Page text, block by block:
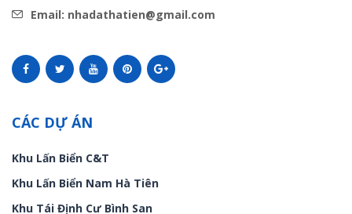
Email: nhadathatien@gmail.com
CÁC DỰ ÁN
Khu Lấn Biển C&T
Khu Lấn Biển Nam Hà Tiên
Khu Tái Định Cư Bình San